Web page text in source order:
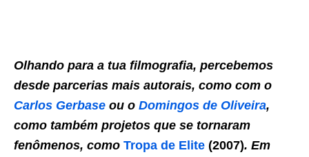
Olhando para a tua filmografia, percebemos
desde parcerias mais autorais, como com o
Carlos Gerbase ou o Domingos de Oliveira,
como também projetos que se tornaram
fenômenos, como Tropa de Elite (2007). Em